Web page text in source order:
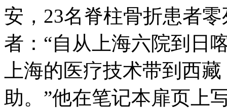
安，23名脊柱骨折患者
者：“自从上海六院到日
上海的医疗技术带到西
助。”他在笔记本扉页上